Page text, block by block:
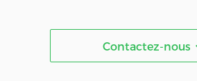
Contactez-nous